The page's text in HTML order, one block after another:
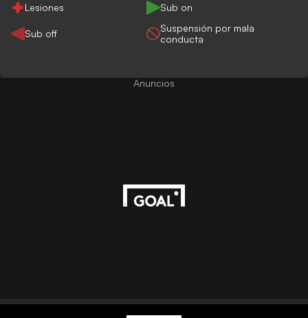
Lesiones
Sub on
Sub off
Suspensión por mala
conducta
Anuncios